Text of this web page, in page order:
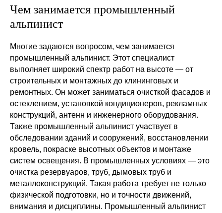
Чем занимается промышленный
альпинист
Многие задаются вопросом, чем занимается
промышленный альпинист. Этот специалист
выполняет широкий спектр работ на высоте — от
строительных и монтажных до клининговых и
ремонтных. Он может заниматься очисткой фасадов и
остеклением, установкой кондиционеров, рекламных
конструкций, антенн и инженерного оборудования.
Также промышленный альпинист участвует в
обследовании зданий и сооружений, восстановлении
кровель, покраске высотных объектов и монтаже
систем освещения. В промышленных условиях — это
очистка резервуаров, труб, дымовых труб и
металлоконструкций. Такая работа требует не только
физической подготовки, но и точности движений,
внимания и дисциплины. Промышленный альпинист